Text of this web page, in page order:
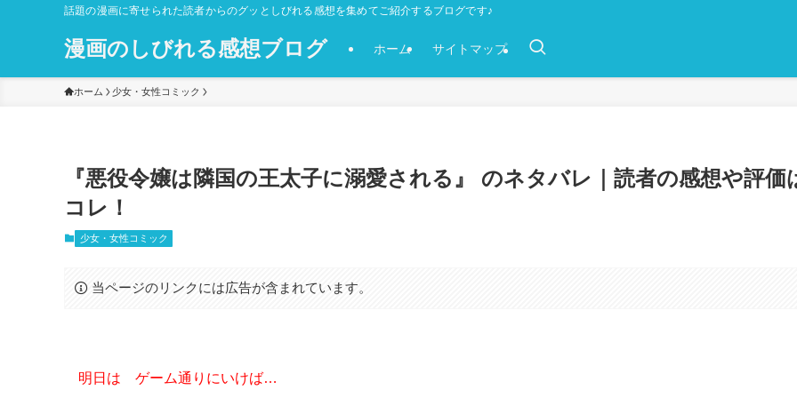
話題の漫画に寄せられた読者からのグッとしびれる感想を集めてご紹介するブログです♪
漫画のしびれる感想ブログ ホーム サイトマップ
ホーム 少女・女性コミック
『悪役令嬢は隣国の王太子に溺愛される』 のネタバレ｜読者の感想や評価
コレ！
少女・女性コミック
当ページのリンクには広告が含まれています。
明日は ゲーム通りにいけば…